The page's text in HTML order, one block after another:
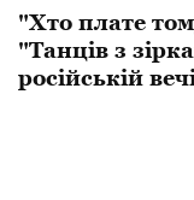
"Хто плате
"Танців з
російській